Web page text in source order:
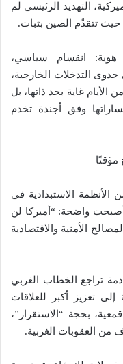
التهديد الرئيسي لم
تتقدّم الصين بثبات.
هوية: انقسام سياسي،
التدخلات الخارجية،
غاية بحد ذاتها، بل
وفق أجندة تخدم
الأنظمة الاستبدادية في
واضحة: “أميركا لن
الأمنية والاقتصادية
تراجع الخطاب الغربي
تعزيز أكبر للعلاقات
بحجة “الاستقرار”،
العقوبات الغربية.